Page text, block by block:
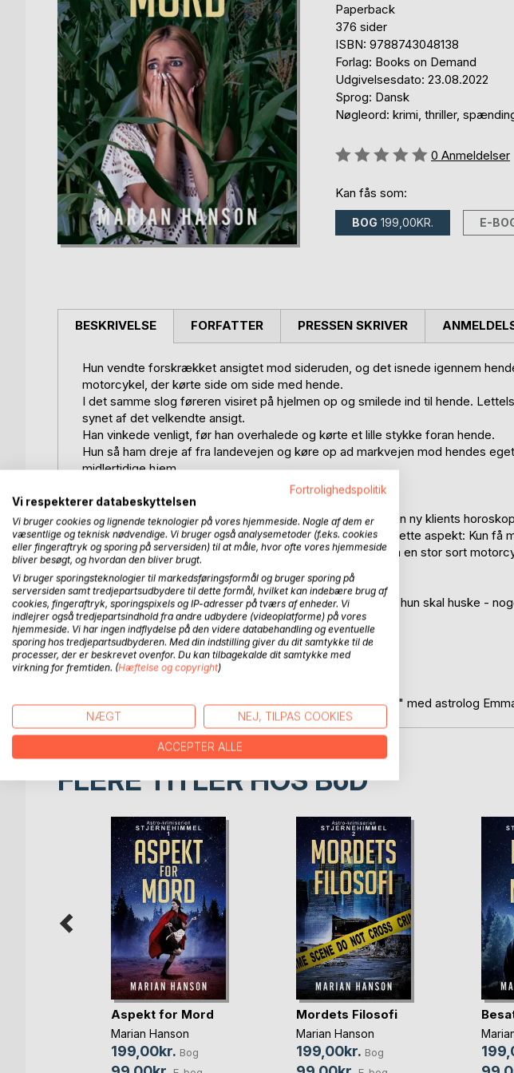
Paperback
376 sider
ISBN: 9788743048138
Forlag: Books on Demand
Udgivelsesdato: 23.08.2022
Sprog: Dansk
Nøgleord: krimi, thriller,
Anmeldelse::
0 Anmeldelser
Kan fås som:
BOG 199,00KR. E-
BESKRIVELSE
Hun vendte forskrækket ansigtet mod sideruden, og det isnede igennem
motorcykel, der kørte side om side med hende.
I det samme slog føreren visiret på hjelmen op og smilede ind til hende.
synet af det velkendte ansigt.
Han vinkede venligt, før han overhalede og kørte et lille stykke foran hende.
Hun så ham dreje af fra landevejen og køre op ad markvejen mod hendes
midlertidige hjem.
Så var hun alligevel ikke helt alene i aften...
Emma Johnson ser en stærk advarsel om ekstrem vold i en ny klients
Klienten føler imidlertid, at hun allerede har gennemlevet dette aspekt: Kun få
til en massakre på landevejen, hvor hun så en skikkelse på en stor sort
Og kort efter blev hendes voldelige kæreste dræbt.
Hun har dog en nagende fornemmelse af, at der er noget, hun skal huske -
Noget hun véd, men ikke kan komme i tanker om.
Først på et sent tidspunkt træder mindet tydeligt frem.
Men da er hun alene med morderen...
"Bedragerisk Mord" er sjette bind i serien "Stjernehimmel" med astrolog
FORFATTER PRESSEN SKRIVER
FLERE TITLER HOSBoD
Aspekt for Mord
Marian Hanson
199,00kr. Bog
Mordets Filosofi
Marian Hanson
199,00kr. Bog
Fortrolighedspolitik
Vi respekterer databeskyttelsen
Vi bruger cookies og lignende teknologier på vores hjemmeside. Nogle af dem er
væsentlige og teknisk nødvendige. Vi bruger også analysemetoder (f.eks. cookies
eller fingeraftryk og sporing på serversiden) til at måle, hvor ofte vores hjemmeside
bliver besøgt, og hvordan den bliver brugt.
Vi bruger sporingsteknologier til markedsføringsformål og bruger sporing på
serversiden samt tredjepartsudbydere til dette formål, hvilket kan indebære brug af
cookies, fingeraftryk, sporingspixels og IP-adresser på tværs af enheder. Vi
indlejrer også tredjepartsindhold fra andre udbydere (videoplatforme) på vores
hjemmeside. Vi har ingen indflydelse på den videre databehandling og eventuelle
sporing hos tredjepartsudbyderen. Med din indstilling giver du dit samtykke til de
processer, der er beskrevet ovenfor. Du kan tilbagekalde dit samtykke med
virkning for fremtiden. (Hæftelse og copyright)
NÆGT NEJ, TILPAS COOKIES
ACCEPTER ALLE